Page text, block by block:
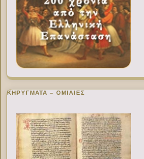
ΚΗΡΥΓΜΑΤΑ – ΟΜΙΛΙΕΣ